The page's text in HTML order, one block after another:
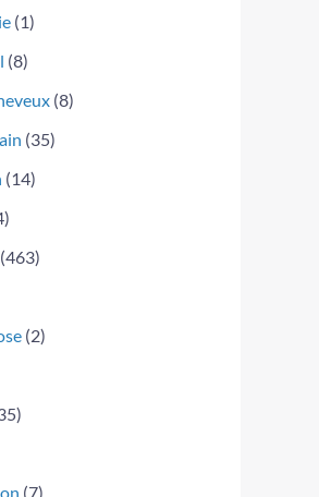
(1)
(8)
(8)
(35)
(14)
(463)
(2)
(7)